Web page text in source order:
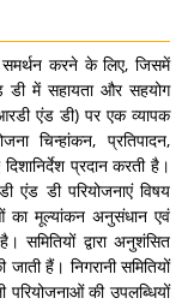
करने के लिए, जिसमें
डी में सहायता और सहयोग
एंड डी) पर एक व्यापक
चिन्हांकन, प्रतिपादन,
प्रदान करती है।
एंड डी परियोजनाएं विषय
का मूल्यांकन अनुसंधान एवं
समितियों द्वारा अनुशंसित
हैं। निगरानी समितियों
परियोजनाओं की उपलब्धियों